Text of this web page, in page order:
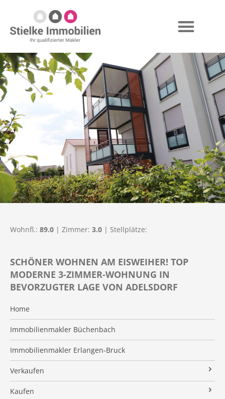
SCHÖNER WOHNEN AM EISWEIHER! TOP
MODERNE 3-ZIMMER-WOHNUNG IN
BEVORZUGTER LAGE VON ADELSDORF
Home
Immobilienmakler Büchenbach
Immobilienmakler Erlangen-Bruck
Verkaufen
Verkaufsanfrage
Kaufen
Wohnfl.: 89.0 | Zimmer: 3.0 | Stellplätze: